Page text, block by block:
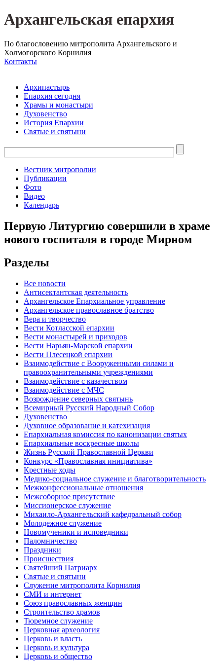
Архангельская епархия
По благословению митрополита Архангельского и
Холмогорского Корнилия
Контакты
Архипастырь
Епархия сегодня
Храмы и монастыри
Духовенство
История Епархии
Святые и святыни
Вестник митрополии
Публикации
Фото
Видео
Календарь
Первую Литургию совершили в храме
нового госпиталя в городе Мирном
Разделы
Все новости
Антисектантская деятельность
Архангельское Епархиальное управление
Архангельское православное братство
Вера и творчество
Вести Котласской епархии
Вести монастырей и приходов
Вести Нарьян-Марской епархии
Вести Плесецкой епархии
Взаимодействие с Вооруженными силами и
правоохранительными учреждениями
Взаимодействие с казачеством
Взаимодействие с МЧС
Возрождение северных святынь
Всемирный Русский Народный Собор
Духовенство
Духовное образование и катехизация
Епархиальная комиссия по канонизации святых
Епархиальные воскресные школы
Жизнь Русской Православной Церкви
Конкурс «Православная инициатива»
Крестные ходы
Медико-социальное служение и благотворительность
Межконфессиональные отношения
Межсоборное присутствие
Миссионерское служение
Михаило-Архангельский кафедральный собор
Молодежное служение
Новомученики и исповедники
Паломничество
Праздники
Происшествия
Святейший Патриарх
Святые и святыни
Служение митрополита Корнилия
СМИ и интернет
Союз православных женщин
Строительство храмов
Тюремное служение
Церковная археология
Церковь и власть
Церковь и культура
Церковь и общество